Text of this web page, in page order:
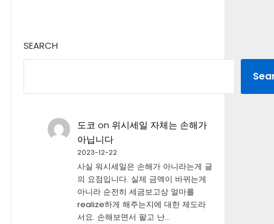
SEARCH
도코 on 위시세일 자체는 손해가
아닙니다
2023-12-22
사실 워시세일은 손해가 아니라는게 글
의 요점입니다. 실제 금액이 바뀌는게
아니라 순전히 세금보고상 얼마를
realize하게 해주는지에 대한 제도라
서요. 손해보면서 팔고 난…